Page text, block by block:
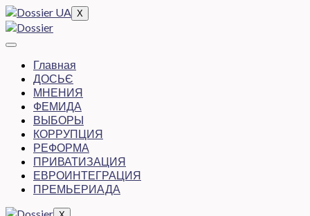
X
Главная
ДОСЬЄ
МНЕНИЯ
ФЕМИДА
ВЫБОРЫ
КОРРУПЦИЯ
РЕФОРМА
ПРИВАТИЗАЦИЯ
ЕВРОИНТЕГРАЦИЯ
ПРЕМЬЕРИАДА